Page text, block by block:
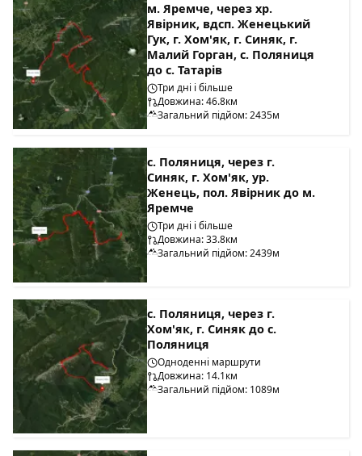
м. Яремче, через хр.
Явірник, вдсп. Женецький
Гук, г. Хом'як, г. Синяк, г.
Малий Горган, с. Поляниця
до с. Татарів
Три дні і більше
Довжина: 46.8км
Загальний підйом: 2435м
с. Поляниця, через г.
Синяк, г. Хом'як, ур.
Женець, пол. Явірник до м.
Яремче
Три дні і більше
Довжина: 33.8км
Загальний підйом: 2439м
с. Поляниця, через г.
Хом'як, г. Синяк до с.
Поляниця
Одноденні маршрути
Довжина: 14.1км
Загальний підйом: 1089м